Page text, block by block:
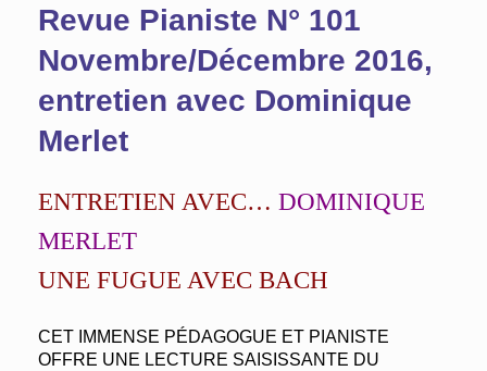
Revue Pianiste N° 101
Novembre/Décembre 2016,
entretien avec Dominique
Merlet
ENTRETIEN AVEC… DOMINIQUE
MERLET
UNE FUGUE AVEC BACH
CET IMMENSE PÉDAGOGUE ET PIANISTE
OFFRE UNE LECTURE SAISISSANTE DU